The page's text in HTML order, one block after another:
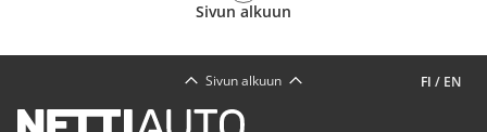
Sivun alkuun
FI / EN
Sivun alkuun